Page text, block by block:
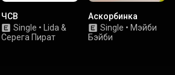
ЧСВ
Single •
Lida &
Серега Пират
Аскорбинка
Single • Мэйби
Бэйби